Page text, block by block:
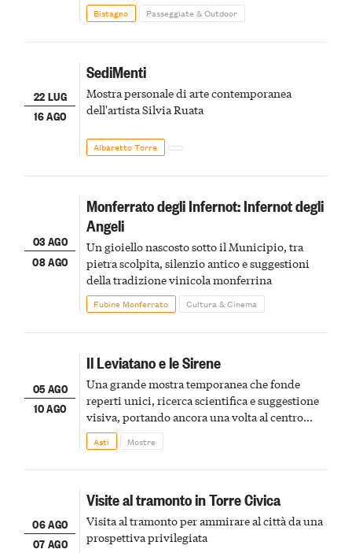
Bistagno Passeggiate & Outdoor
22 LUG
16 AGO
SediMenti
Mostra personale di arte contemporanea
dell'artista Silvia Ruata
Albaretto Torre
03 AGO
08 AGO
Monferrato degli Infernot: Infernot degli
Angeli
Un gioiello nascosto sotto il Municipio, tra
pietra scolpita, silenzio antico e suggestioni
della tradizione vinicola monferrina
Fubine Monferrato Cultura & Cinema
05 AGO
10 AGO
Il Leviatano e le Sirene
Una grande mostra temporanea che fonde
reperti unici, ricerca scientifica e suggestione
visiva, portando ancora una volta al centro
della scena le meraviglie del passato astigiano
Asti Mostre
06 AGO
07 AGO
Visite al tramonto in Torre Civica
Visita al tramonto per ammirare al città da una
prospettiva privilegiata